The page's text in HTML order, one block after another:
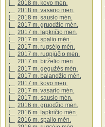
2018 m. kovo mėn.
2018 m. vasario mėn.
2018 m. sausio mėn.
2017 m. gruodžio mėn.
2017 m. lapkričio mėn.
2017 m. spalio mėn.
2017 m. rugsėjo mėn.
2017 m. rugpjūčio mėn.
2017 m. birželio mėn.
2017 m. gegužės mėn.
2017 m. balandžio mėn.
2017 m. kovo mėn.
2017 m. vasario mėn.
2017 m. sausio mėn.
2016 m. gruodžio mėn.
2016 m. lapkričio mėn.
2016 m. spalio mėn.